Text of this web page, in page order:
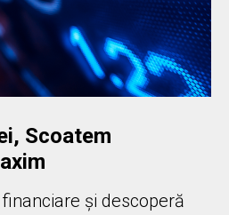
Scoatem
și descoperă